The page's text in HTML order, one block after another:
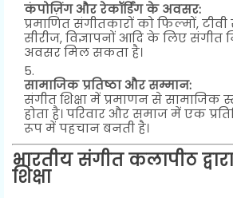
कंपोज़िंग और रेकॉर्डिंग के अवसर:
प्रमाणित संगीतकारों को फिल्मों,
सीरीज, विज्ञापनों आदि के लिए संगीत
अवसर मिल सकता है।
सामाजिक प्रतिष्ठा और सम्मान:
संगीत शिक्षा में प्रमाणन से सामाजिक
होता है। परिवार और समाज में एक
रूप में पहचान बनती है।
भारतीय संगीत कलापीठ
शिक्षा